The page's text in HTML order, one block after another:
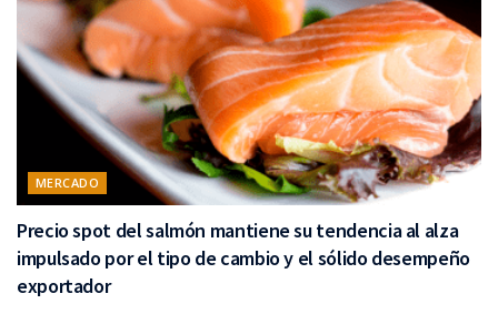
MERCADO
Precio spot del salmón mantiene su tendencia al alza
impulsado por el tipo de cambio y el sólido desempeño
exportador